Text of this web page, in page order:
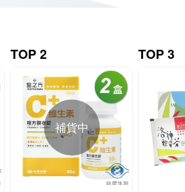
TOP 2
補貨中
TOP 3